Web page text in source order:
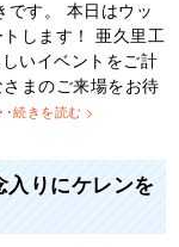
です。 本日はウッ
します！ 亜久里工
いイベントをご計
まのご来場をお待
･続きを読む >
入りにケレンを